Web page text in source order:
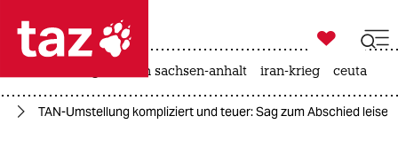
 taz zahl ich
taz zahl ich

taz zahl ich
landtagswahl in sachsen-anhalt iran-krieg ceuta
TAN-Umstellung kompliziert und teuer: Sag zum Abschied leise